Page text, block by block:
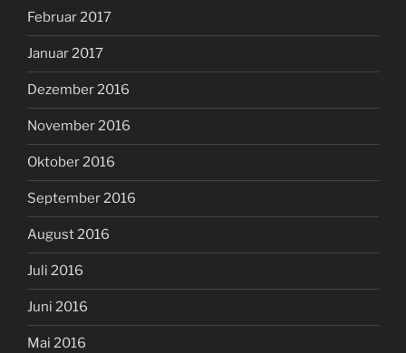
Februar 2017
Januar 2017
Dezember 2016
November 2016
Oktober 2016
September 2016
August 2016
Juli 2016
Juni 2016
Mai 2016